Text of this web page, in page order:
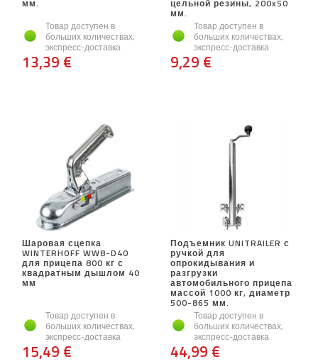
мм.
Товар доступен в
больших количествах,
экспресс-доставка
13,39 €
цельной резины, 200x50
мм.
Товар доступен в
больших количествах,
экспресс-доставка
9,29 €
Шаровая сцепка
WINTERHOFF WW8-D40
для прицепа 800 кг с
квадратным дышлом 40
мм
Товар доступен в
больших количествах,
экспресс-доставка
15,49 €
Подъемник UNITRAILER с
ручкой для
опрокидывания и
разгрузки
автомобильного прицепа
массой 1000 кг, диаметр
500-865 мм.
Товар доступен в
больших количествах,
экспресс-доставка
44,99 €